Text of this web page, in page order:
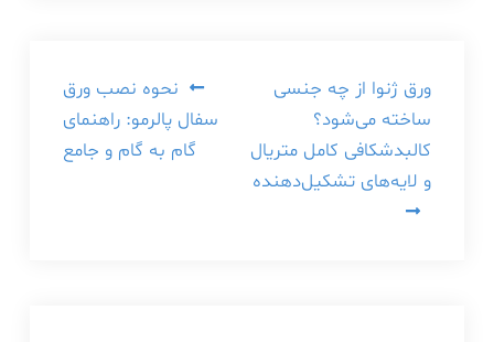
راهبری
نوشته
نحوه نصب ورق
سفال پالرمو: راهنمای
گام به گام و جامع
ورق ژنوا از چه جنسی
ساخته می‌شود؟
کالبدشکافی کامل متریال
و لایه‌های تشکیل‌دهنده